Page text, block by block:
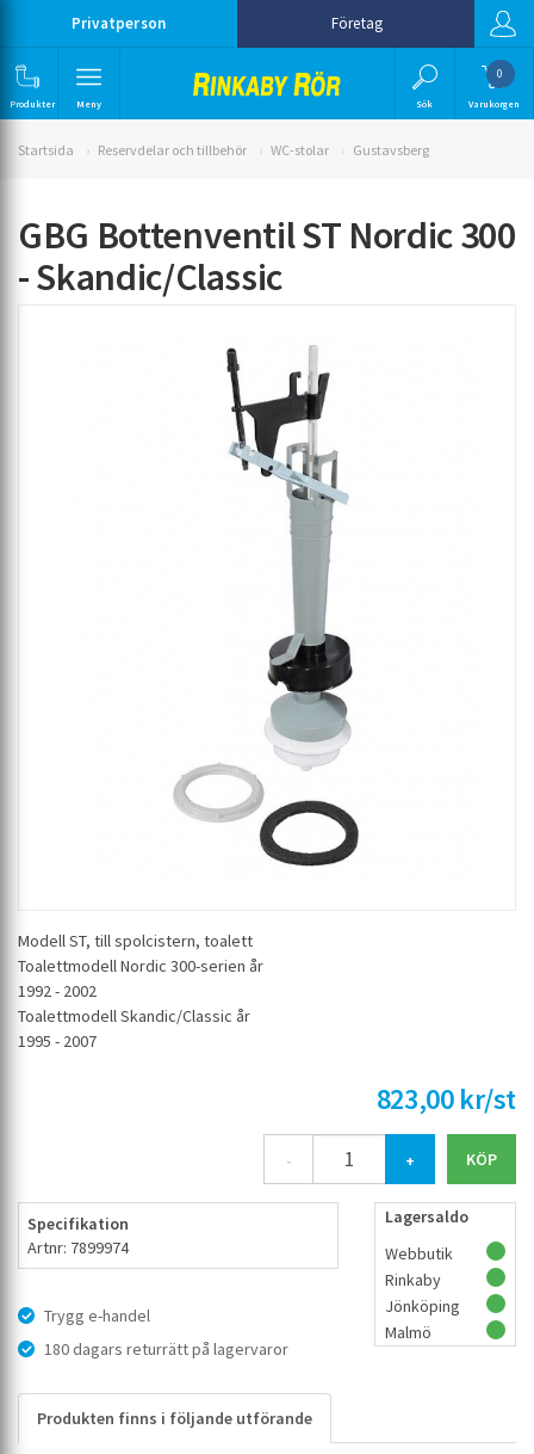
Privatperson Företag
Produkter Meny Sök
0
Varukorgen
Startsida Reservdelar och tillbehör WC-stolar Gustavsberg
GBG Bottenventil ST Nordic 300
- Skandic/Classic
Modell ST, till spolcistern, toalett
Toalettmodell Nordic 300-serien år
1992 - 2002
Toalettmodell Skandic/Classic år
1995 - 2007
823,00 kr/st
- +
Specifikation
Artnr: 7899974
Trygg e-handel
180 dagars returrätt på lagervaror
Lagersaldo
Webbutik
Rinkaby
Jönköping
Malmö
Produkten finns i följande utförande